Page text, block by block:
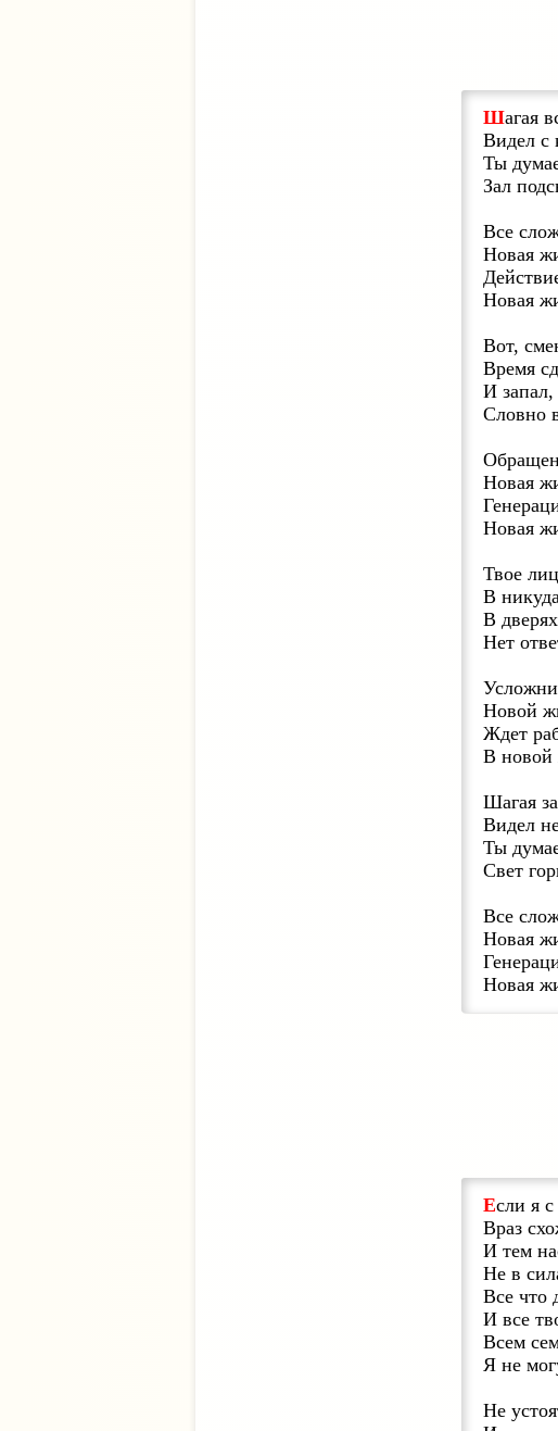
Шагая
Видел с
Ты
Зал
Все
Новая
Новая
Вот,
Время
И запал,
Словно
Новая
Новая
Твое
В
В
Нет
Новой
Ждет
В новой
Шагая
Видел
Ты
Свет
Все
Новая
Новая
Если я
Враз
И тем
Не в
Все что
И все
Всем
Я не
Не